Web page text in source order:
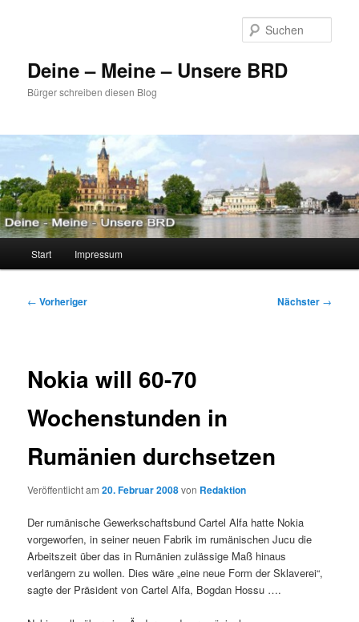
Deine – Meine – Unsere BRD
Bürger schreiben diesen Blog
Start Impressum
Beitragsnavigation
← Vorheriger Nächster →
Nokia will 60-70
Wochenstunden in
Rumänien durchsetzen
Veröffentlicht am20. Februar 2008von Redaktion
Der rumänische Gewerkschaftsbund Cartel Alfa hatte Nokia
vorgeworfen, in seiner neuen Fabrik im rumänischen Jucu die
Arbeitszeit über das in Rumänien zulässige Maß hinaus
verlängern zu wollen. Dies wäre „eine neue Form der Sklaverei“,
sagte der Präsident von Cartel Alfa, Bogdan Hossu ….